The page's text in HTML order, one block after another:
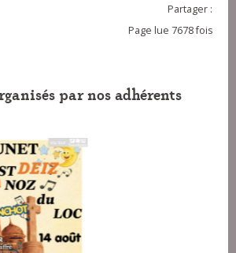
Partager :
Page lue 7678 fois
par nos adhérents